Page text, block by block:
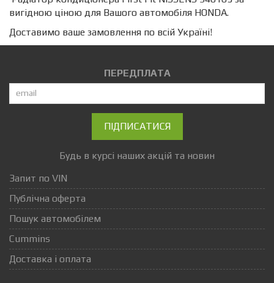
вигідною ціною для Вашого автомобіля HONDA.
Доставимо ваше замовлення по всій Україні!
ПЕРЕДПЛАТА
ПІДПИСАТИСЯ
Будь в курсі наших акцій та новин
Запит по VIN
Публічна оферта
Пошук автомобілем
Cummins
Доставка і оплата